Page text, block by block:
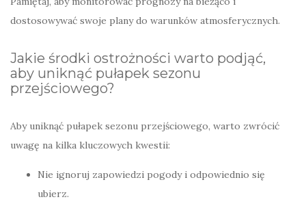
dostosowywać swoje plany do warunków atmosferycznych.
Jakie środki ostrożności warto podjąć,
aby uniknąć pułapek sezonu
przejściowego?
Aby uniknąć pułapek sezonu przejściowego, warto zwrócić
uwagę na kilka kluczowych kwestii:
Nie ignoruj zapowiedzi pogody i odpowiednio się
ubierz.